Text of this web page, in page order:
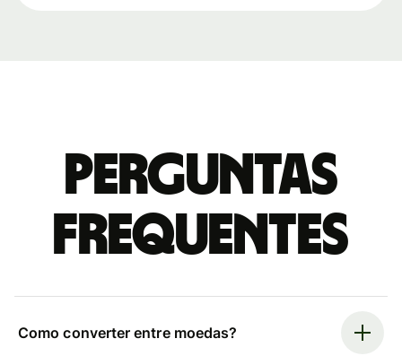
Perguntas
frequentes
Como converter entre moedas?